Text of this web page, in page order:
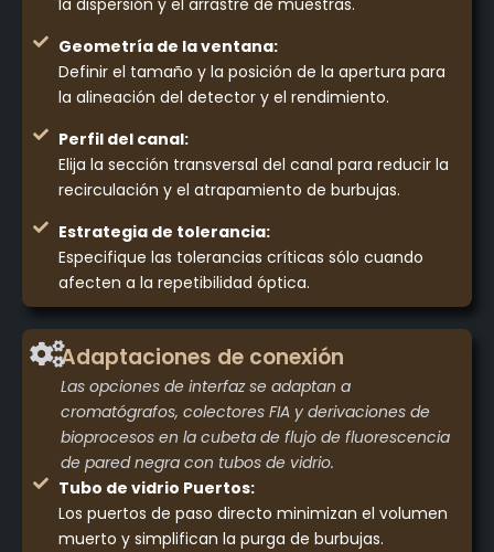
la dispersión y el arrastre de muestras.
Geometría de la ventana:
Definir el tamaño y la posición de la apertura para
la alineación del detector y el rendimiento.
Perfil del canal:
Elija la sección transversal del canal para reducir la
recirculación y el atrapamiento de burbujas.
Estrategia de tolerancia:
Especifique las tolerancias críticas sólo cuando
afecten a la repetibilidad óptica.
Adaptaciones de conexión
Las opciones de interfaz se adaptan a
cromatógrafos, colectores FIA y derivaciones de
bioprocesos en la cubeta de flujo de fluorescencia
de pared negra con tubos de vidrio.
Tubo de vidrio Puertos:
Los puertos de paso directo minimizan el volumen
muerto y simplifican la purga de burbujas.